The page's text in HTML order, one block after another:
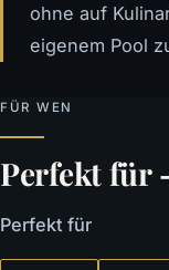
ohne auf
eigenem Pool
FÜR WEN
Perfekt für
Perfekt für